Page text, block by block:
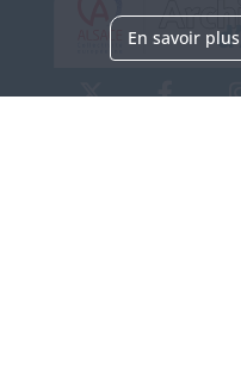
En savoir plus